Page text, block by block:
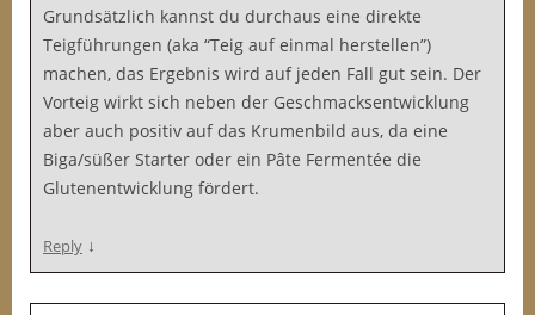
Grundsätzlich kannst du durchaus eine direkte
Teigführungen (aka “Teig auf einmal herstellen”)
machen, das Ergebnis wird auf jeden Fall gut sein. Der
Vorteig wirkt sich neben der Geschmacksentwicklung
aber auch positiv auf das Krumenbild aus, da eine
Biga/süßer Starter oder ein Pâte Fermentée die
Glutenentwicklung fördert.
Reply ↓